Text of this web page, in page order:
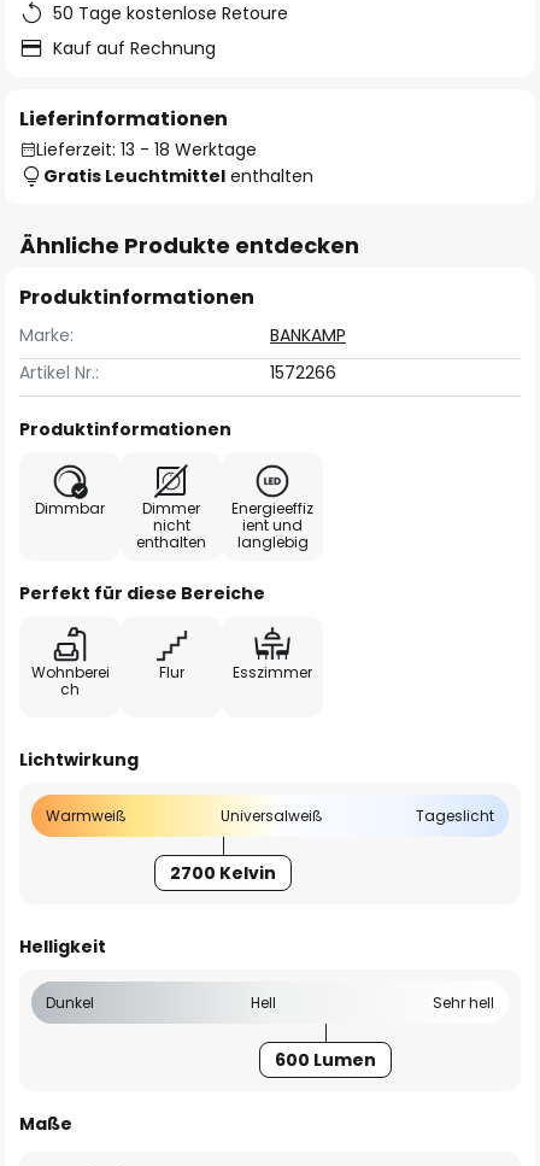
50 Tage kostenlose Retoure
Kauf auf Rechnung
Lieferinformationen
Lieferzeit: 13 - 18 Werktage
Gratis Leuchtmittel enthalten
Ähnliche Produkte entdecken
Produktinformationen
Marke:
BANKAMP
Artikel Nr.:
1572266
Produktinformationen
Dimmbar
Dimmer
nicht
enthalten
Energieeffiz
ient und
langlebig
Perfekt für diese Bereiche
Wohnberei
ch
Flur Esszimmer
Lichtwirkung
Warmweiß Universalweiß Tageslicht
2700 Kelvin
Helligkeit
Dunkel Hell Sehr hell
600 Lumen
Maße